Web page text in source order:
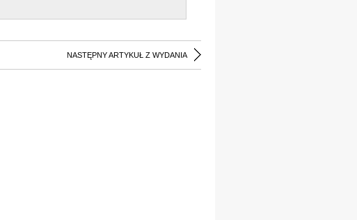
NASTĘPNY ARTYKUŁ Z WYDANIA